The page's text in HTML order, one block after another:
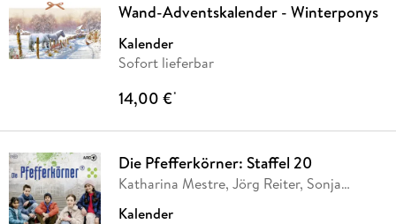
Wand-Adventskalender - Winterponys
Kalender
Sofort lieferbar
14,00 €*
Die Pfefferkörner: Staffel 20
Katharina Mestre, Jörg Reiter, Sonja
Sairally,
Kalender